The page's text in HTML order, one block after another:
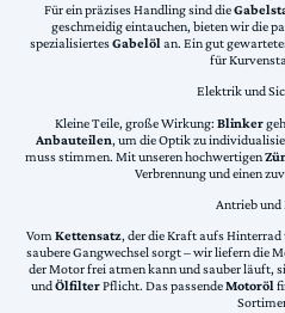
Für ein präzises Handling sind die
geschmeidig eintauchen, bieten wir die
spezialisiertesGabelölan. Ein gut
für
Elektrik und
Kleine Teile, große Wirkung: Blinker
Anbauteilen, um die Optik zu
muss stimmen. Mit unseren hochwertigen
Verbrennung und einen
Antrieb
VomKettensatz, der die Kraft aufs
saubere Gangwechsel sorgt – wir liefern die
der Motor frei atmen kann und sauber läuft,
undÖlfilterPflicht. Das passendeMotoröl